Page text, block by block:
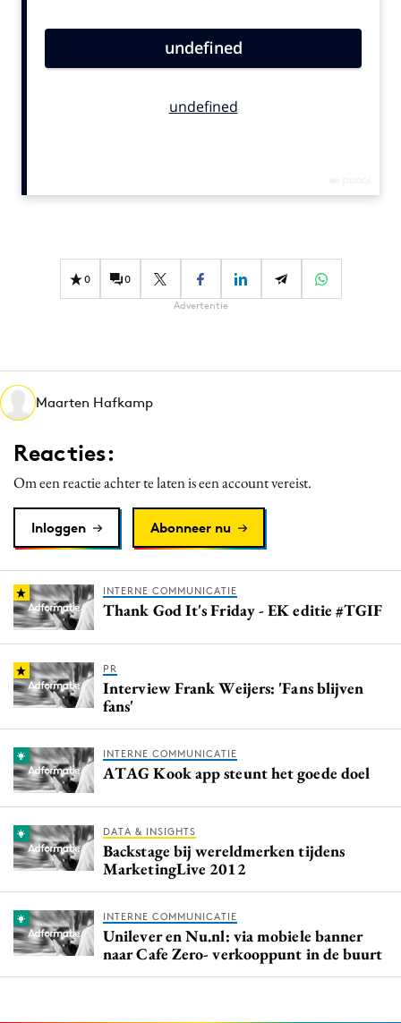
Carriere
Diversiteit
Interne communicatie
Martech
Media
Merkstrategie
PR
Purpose Marketing
Reputatie & crisis
0 0
Advertentie
Maarten Hafkamp
Reacties:
Om een reactie achter te laten is een account vereist.
Inloggen Abonneer nu
INTERNE COMMUNICATIE
Thank God It's Friday - EK editie #TGIF
PR
Interview Frank Weijers: 'Fans blijven
fans'
INTERNE COMMUNICATIE
ATAG Kook app steunt het goede doel
DATA & INSIGHTS
Backstage bij wereldmerken tijdens
MarketingLive 2012
INTERNE COMMUNICATIE
Unilever en Nu.nl: via mobiele banner
naar Cafe Zero- verkooppunt in de buurt